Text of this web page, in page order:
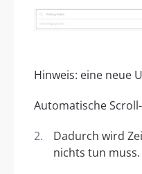
Hinweis: eine neue
Automatische
Dadurch wird
nichts tun muss.